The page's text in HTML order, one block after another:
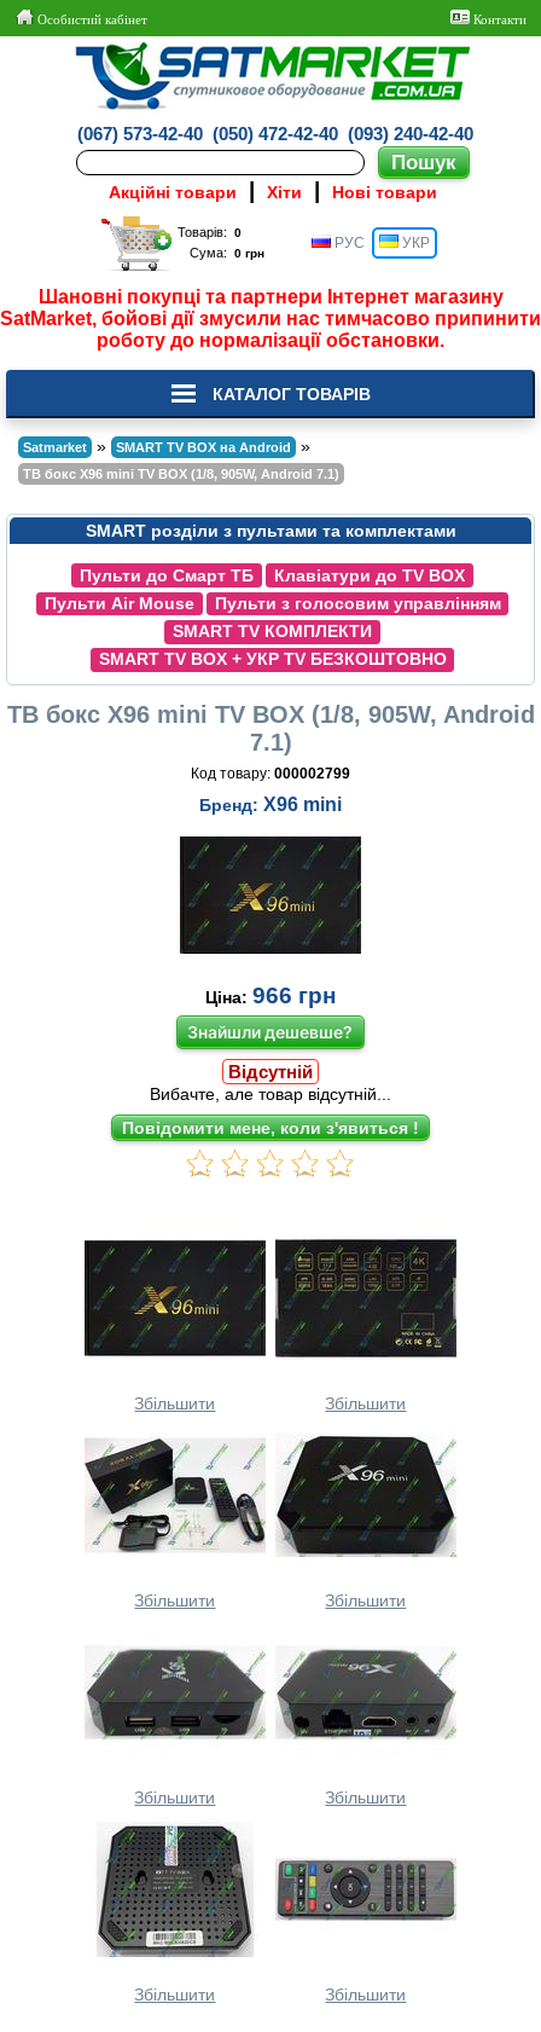
Особистий кабінет Контакти
(067) 573-42-40 (050) 472-42-40 (093) 240-42-40
Акційні товари Хіти Нові товари
Товарів:
Сума:
РУС УКР
Шановні покупці та партнери Інтернет магазину
SatMarket, бойові дії змусили нас тимчасово припинити
роботу до нормалізації обстановки.
КАТАЛОГ ТОВАРІВ
Satmarket » SMART TV BOX на Android »
ТВ бокс X96 mini TV BOX (1/8, 905W, Android 7.1)
SMART розділи з пультами та комплектами
Пульти до Смарт ТБ
Клавіатури до TV BOX
Пульти Air Mouse
Пульти з голосовим управлінням
SMART TV КОМПЛЕКТИ
SMART TV BOX + УКР TV БЕЗКОШТОВНО
ТВ бокс X96 mini TV BOX (1/8, 905W, Android
7.1)
Код товару: 000002799
Бренд: X96 mini
Ціна: 966 грн
Знайшли дешевше?
Відсутній
Вибачте, але товар відсутній...
Збільшити Збільшити
Збільшити Збільшити
Збільшити Збільшити
Збільшити Збільшити